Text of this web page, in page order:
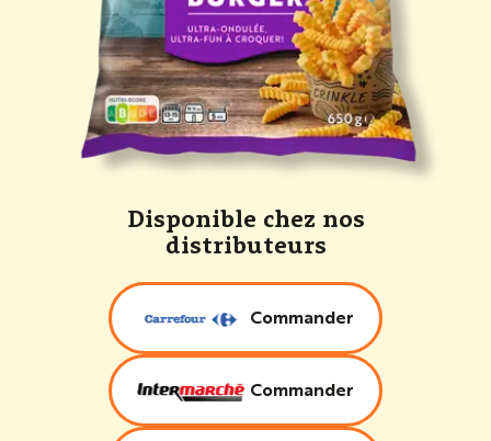
Disponible chez nos
distributeurs
Commander
Commander